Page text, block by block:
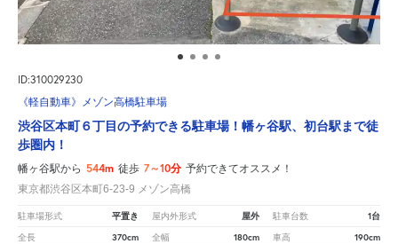
ID:310029230
《軽自動車》メゾン高橋駐車場
渋谷区本町６丁目の予約できる駐車場！幡ヶ谷駅、初台駅まで徒
歩圏内！
幡ヶ谷駅から 544m 徒歩 7～10分 予約できてオススメ！
東京都渋谷区本町6-23-9 メゾン高橋
駐車場形式 平置き 屋内外形式 屋外 駐車台数 1台
全長 370cm 全幅 180cm 車高 190cm